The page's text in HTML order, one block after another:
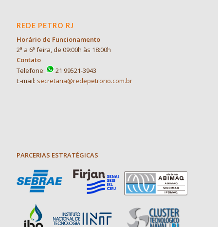
REDE PETRO RJ
Horário de Funcionamento
2ª a 6ª feira, de 09:00h às 18:00h
Contato
Telefone:
21 99521-3943
E-mail: secretaria@redepetrorio.com.br
PARCERIAS ESTRATÉGICAS